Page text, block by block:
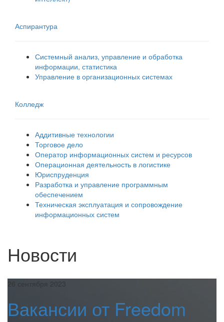
Аспирантура
Системный анализ, управление и обработка
информации, статистика
Управление в организационных системах
Колледж
Аддитивные технологии
Торговое дело
Оператор информационных систем и ресурсов
Операционная деятельность в логистике
Юриспруденция
Разработка и управление программным
обеспечением
Техническая эксплуатация и сопровождение
информационных систем
Новости
26 сентября 2023
Вакансии от Freedom